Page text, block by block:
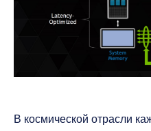
В космической отрасли